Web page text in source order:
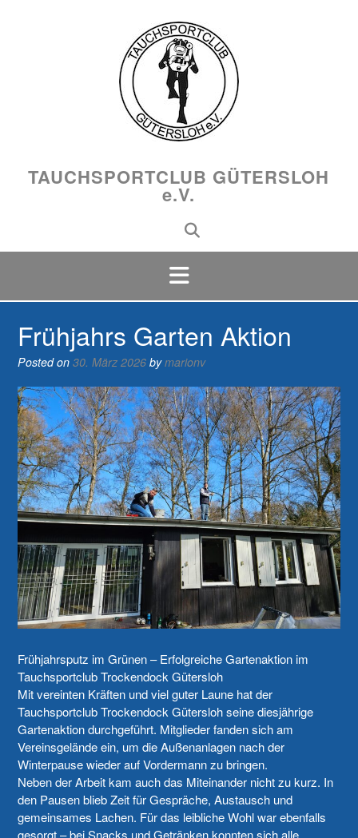
TAUCHSPORTCLUB GÜTERSLOH
e.V.
Frühjahrs Garten Aktion
Posted on 30. März 2026 bymarionv
Frühjahrsputz im Grünen – Erfolgreiche Gartenaktion im
Tauchsportclub Trockendock Gütersloh
Mit vereinten Kräften und viel guter Laune hat der
Tauchsportclub Trockendock Gütersloh seine diesjährige
Gartenaktion durchgeführt. Mitglieder fanden sich am
Vereinsgelände ein, um die Außenanlagen nach der
Winterpause wieder auf Vordermann zu bringen.
Neben der Arbeit kam auch das Miteinander nicht zu kurz. In
den Pausen blieb Zeit für Gespräche, Austausch und
gemeinsames Lachen. Für das leibliche Wohl war ebenfalls
gesorgt – bei Snacks und Getränken konnten sich alle